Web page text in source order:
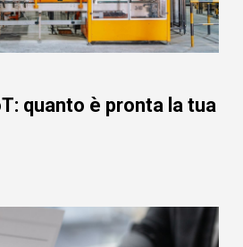
quanto è pronta la tua